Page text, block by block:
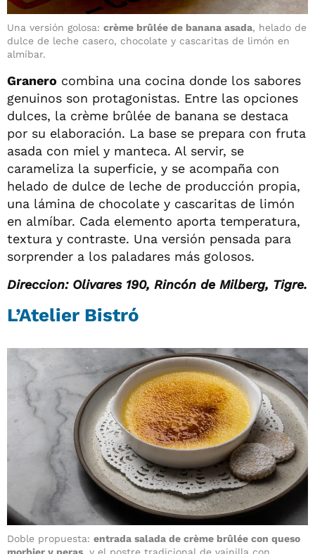
Una versión golosa: crème brûlée de banana asada, helado de
dulce de leche casero, chocolate y cascaritas de limón en
almíbar.
Granero combina una cocina donde los sabores
genuinos son protagonistas. Entre las opciones
dulces, la crème brûlée de banana se destaca
por su elaboración. La base se prepara con fruta
asada con miel y manteca. Al servir, se
carameliza la superficie, y se acompaña con
helado de dulce de leche de producción propia,
una lámina de chocolate y cascaritas de limón
en almíbar. Cada elemento aporta temperatura,
textura y contraste. Una versión pensada para
sorprender a los paladares más golosos.
Direccion: Olivares 190, Rincón de Milberg, Tigre.
L’Atelier Bistró
Doble propuesta: entrada salada de crème brûlée con queso